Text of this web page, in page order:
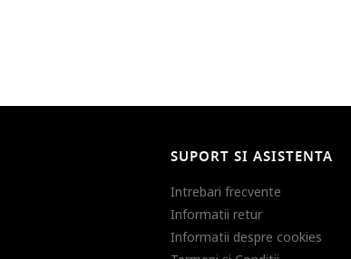
SUPORT SI ASISTENTA
Intrebari frecvente
Informatii retur
Informatii despre cookies